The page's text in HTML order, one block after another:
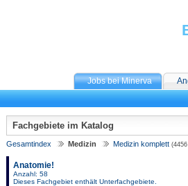
Jobs bei Minerva
Fachgebiete im Katalog
Gesamtindex Medizin Medizin komplett
Anatomie!
Anzahl: 58
Dieses Fachgebiet enthält Unterfachgebiete.